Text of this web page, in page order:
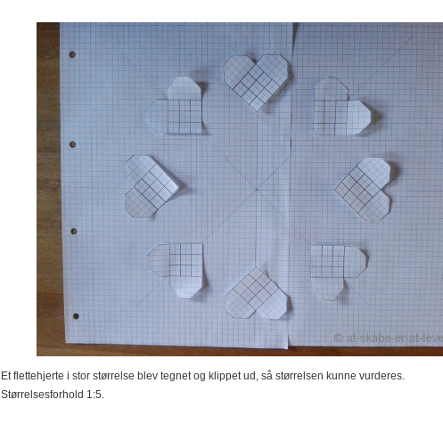
Et flettehjerte i stor størrelse blev tegnet og klippet ud, så størrelsen kunne vurderes.
Størrelsesforhold 1:5.